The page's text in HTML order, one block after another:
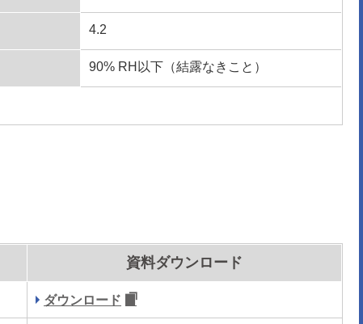
4.2
90% RH以下（結露なきこと）
資料ダウンロード
ダウンロード